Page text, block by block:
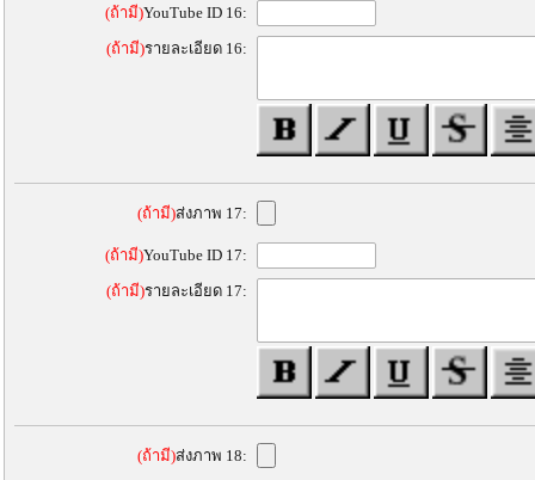
(ถ้ามี)YouTube ID 16:
(ถ้ามี)รายละเอียด 16:
(ถ้ามี)ส่งภาพ 17:
(ถ้ามี)YouTube ID 17:
(ถ้ามี)รายละเอียด 17:
(ถ้ามี)ส่งภาพ 18: